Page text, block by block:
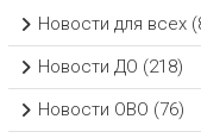
Новости для всех
Новости ДО (218)
Новости ОВО (76)